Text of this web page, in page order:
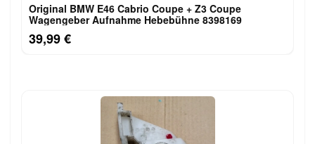
Original BMW E46 Cabrio Coupe + Z3 Coupe
Wagengeber Aufnahme Hebebühne 8398169
39,99 €